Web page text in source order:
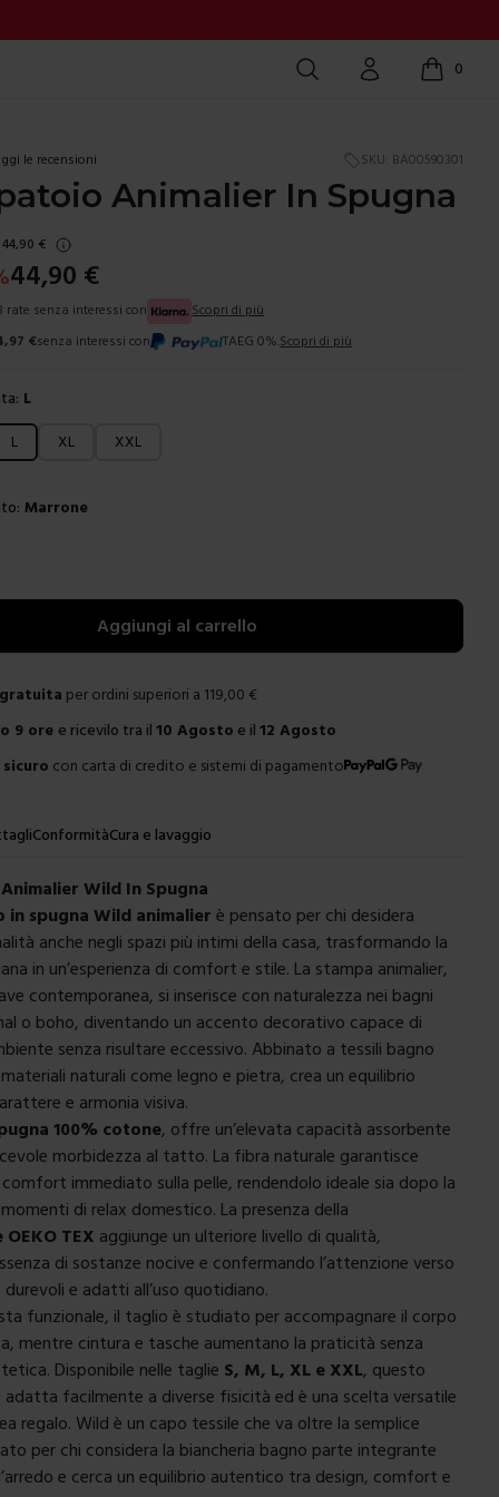
Cerca Account 0
items in
le recensioni SKU: BA00590301
Animalier In Spugna
44,90 €
44,90 €
rate senza interessi con
Scopri di più
€senza interessi con TAEG 0%. Scopri di più
L
L XL XXL
Marrone
Aggiungi al carrello
per ordini superiori a 119,00 €
9 ore e ricevilo tra il10 Agosto e il 12 Agosto
con carta di credito e sistemi di pagamento
ConformitàCura e lavaggio
Wild In Spugna
in spugna Wild animalier è pensato per chi desidera
anche negli spazi più intimi della casa, trasformando la
in un’esperienza di comfort e stile. La stampa animalier,
contemporanea, si inserisce con naturalezza nei bagni
o boho, diventando un accento decorativo capace di
senza risultare eccessivo. Abbinato a tessili bagno
naturali come legno e pietra, crea un equilibrio
e armonia visiva.
100% cotone, offre un’elevata capacità assorbente
morbidezza al tatto. La fibra naturale garantisce
immediato sulla pelle, rendendolo ideale sia dopo la
di relax domestico. La presenza della
TEX aggiunge un ulteriore livello di qualità,
di sostanze nocive e confermando l’attenzione verso
e adatti all’uso quotidiano.
funzionale, il taglio è studiato per accompagnare il corpo
mentre cintura e tasche aumentano la praticità senza
Disponibile nelle taglie S, M, L, XL e XXL, questo
facilmente a diverse fisicità ed è una scelta versatile
regalo. Wild è un capo tessile che va oltre la semplice
per chi considera la biancheria bagno parte integrante
e cerca un equilibrio autentico tra design, comfort e